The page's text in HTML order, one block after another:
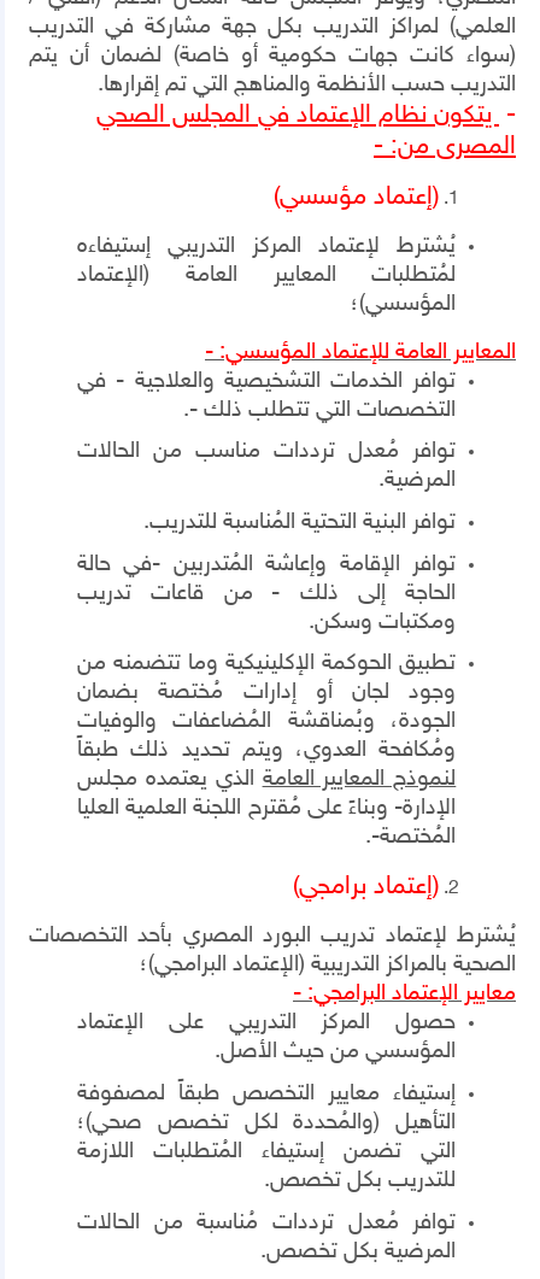
العلمي) لمراكز التدريب بكل جهة مشاركة في التدريب
(سواء كانت جهات حكومية أو خاصة) لضمان أن يتم
التدريب حسب الأنظمة والمناهج التي تم إقرارها.
- يتكون نظام الإعتماد في المجلس الصحي
المصرى من: -
(إعتماد مؤسسي)
يُشترط لإعتماد المركز التدريبي إستيفاءه
لمُتطلبات المعايير العامة (الإعتماد
المؤسسي)؛
المعايير العامة للإعتماد المؤسسي: -
توافر الخدمات التشخيصية والعلاجية - في
التخصصات التي تتطلب ذلك -.
توافر مُعدل ترددات مناسب من الحالات
المرضية.
توافر البنية التحتية المُناسبة للتدريب.
توافر الإقامة وإعاشة المُتدربين -في حالة
الحاجة إلى ذلك -
من قاعات تدريب
ومكتبات وسكن.
تطبيق الحوكمة الإكلينيكية وما تتضمنه من
وجود لجان أو إدارات مُختصة بضمان
الجودة، وبُمناقشة المُضاعفات والوفيات
ومُكافحة العدوي، ويتم تحديد ذلك طبقاً
لنموذج المعايير العامةالذي يعتمده مجلس
الإدارة- وبناءً على مُقترح اللجنة العلمية العليا
المُختصة-.
(إعتماد برامجي)
يُشترط لإعتماد تدريب البورد المصري بأحد التخصصات
الصحية بالمراكز التدريبية (الإعتماد البرامجي)؛
معايير الإعتماد البرامجي: -
حصول المركز التدريبي على الإعتماد
المؤسسي من حيث الأصل.
إستيفاء معايير التخصص طبقاً لمصفوفة
التأهيل (والمُحددة لكل تخصص صحي)؛
التي تضمن إستيفاء المُتطلبات اللازمة
للتدريب بكل تخصص.
توافر مُعدل ترددات مُناسبة من الحالات
المرضية بكل تخصص.